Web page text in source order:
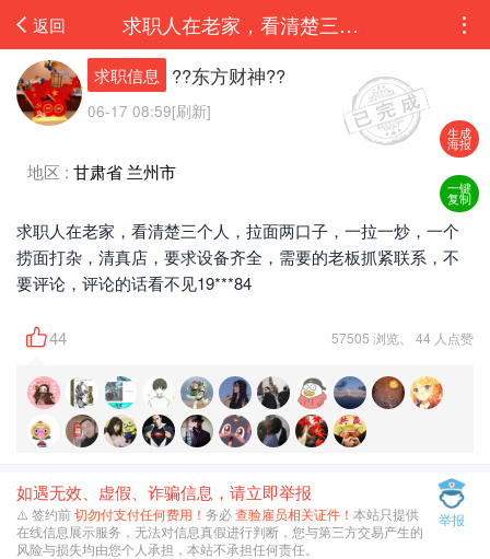
生成
海报
一键
复制
返回 求职人在老家，看清楚三个人，拉面两口子，一拉一炒，一个捞面打杂，清真店，要求设备...
求职信息 ??东方财神??
06-17 08:59[刷新]
地区 : 甘肃省 兰州市
求职人在老家，看清楚三个人，拉面两口子，一拉一炒，一个
捞面打杂，清真店，要求设备齐全，需要的老板抓紧联系，不
要评论，评论的话看不见19***84
44 57505 浏览、 44 人点赞
如遇无效、虚假、诈骗信息，请立即举报
⚠️ 签约前切勿付支付任何费用！ 务必查验雇员相关证件！ 本站只提供
在线信息展示服务，无法对信息真假进行判断，您与第三方交易产生的
风险与损失均由您个人承担，本站不承担任何责任。
举报